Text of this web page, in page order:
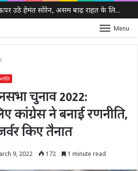
सियासी मतभेदों से ऊपर उठे हेमंत सोरेन, असम बाढ़ राहत के लिए भेजे 3 करोड़ रुपये
Menu
चुनाव 2022:
कांग्रेस ने बनाई रणनीति,
किए तैनात
9, 2022 172 1 minute read